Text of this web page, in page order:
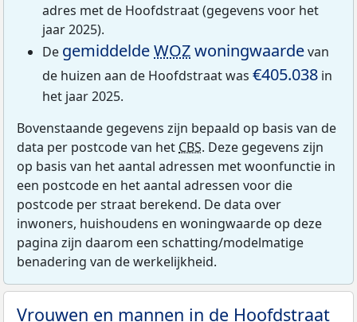
adres met de Hoofdstraat (gegevens voor het
jaar 2025).
De gemiddeldeWOZwoningwaardevan
de huizen aan de Hoofdstraat was €405.038 in
het jaar 2025.
Bovenstaande gegevens zijn bepaald op basis van de
data per postcode van het CBS. Deze gegevens zijn
op basis van het aantal adressen met woonfunctie in
een postcode en het aantal adressen voor die
postcode per straat berekend. De data over
inwoners, huishoudens en woningwaarde op deze
pagina zijn daarom een schatting/modelmatige
benadering van de werkelijkheid.
Vrouwen en mannen in de Hoofdstraat